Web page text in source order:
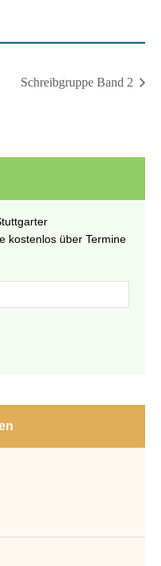
Schreibgruppe Band 2
kostenlos über Termine